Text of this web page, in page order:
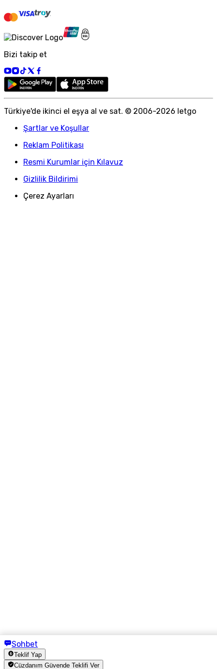
Sohbet
Teklif Yap
Cüzdanım Güvende Teklifi Ver
Bizi takip et
Türkiye'de ikinci el eşya al ve sat. © 2006-2026 letgo
Şartlar ve Koşullar
Reklam Politikası
Resmi Kurumlar için Kılavuz
Gizlilik Bildirimi
Çerez Ayarları